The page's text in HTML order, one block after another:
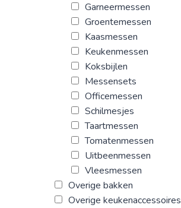
Garneermessen
Groentemessen
Kaasmessen
Keukenmessen
Koksbijlen
Messensets
Officemessen
Schilmesjes
Taartmessen
Tomatenmessen
Uitbeenmessen
Vleesmessen
Overige bakken
Overige keukenaccessoires